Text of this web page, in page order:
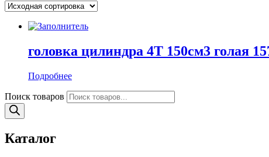
головка цилиндра 4Т 150см3 голая
Подробнее
Поиск товаров
Каталог